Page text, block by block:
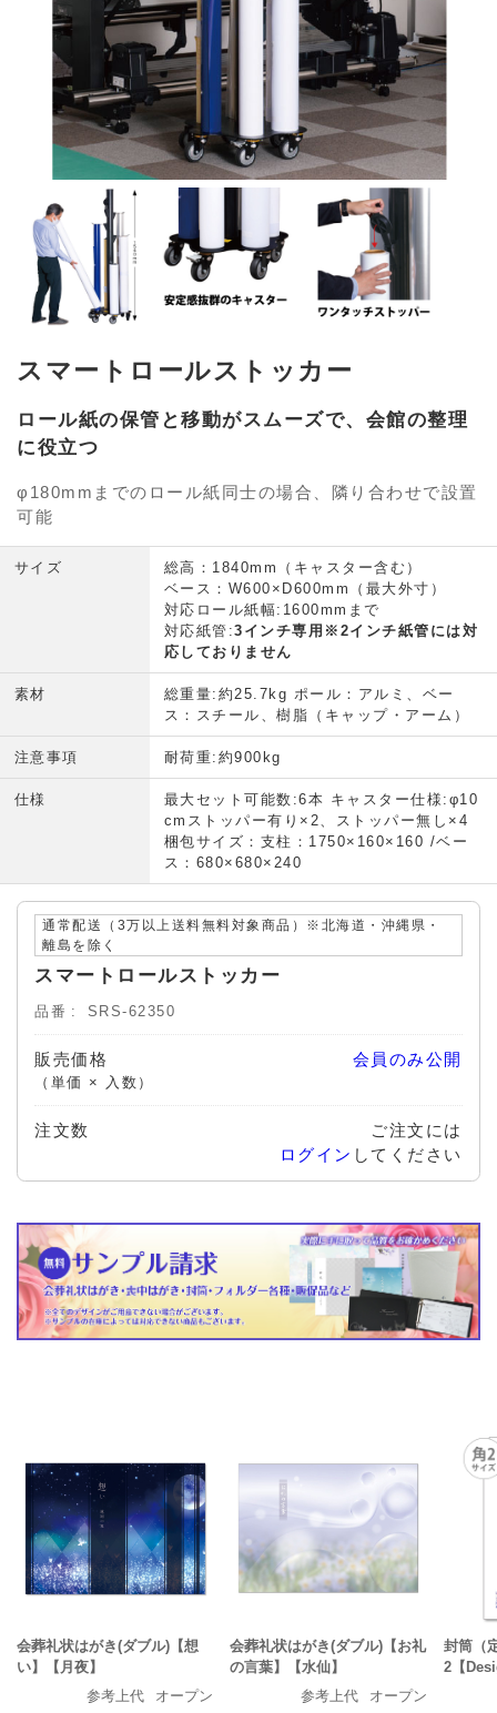
スマートロールストッカー
ロール紙の保管と移動がスムーズで、会館の整理
に役立つ
φ180mmまでのロール紙同士の場合、隣り合わせで設置
可能
サイズ
総高：1840mm（キャスター含む）
ベース：W600×D600mm（最大外寸）
対応ロール紙幅:1600mmまで
対応紙管:3インチ専用※2インチ紙管には対
応しておりません
素材
総重量:約25.7kg ポール：アルミ、ベー
ス：スチール、樹脂（キャップ・アーム）
注意事項 耐荷重:約900kg
仕様
最大セット可能数:6本 キャスター仕様:φ10
cmストッパー有り×2、ストッパー無し×4
梱包サイズ：支柱：1750×160×160 /ベー
ス：680×680×240
通常配送（3万以上送料無料対象商品）※北海道・沖縄県・
離島を除く
スマートロールストッカー
品番 SRS-62350
販売価格
（単価 × 入数）
会員のみ公開
注文数
ご注文には
ログイン してください
会葬礼状はがき(ダブル)【想
い】【月夜】
参考上代
オープン
会葬礼状はがき(ダブル)【お礼
の言葉】【水仙】
参考上代
オープン
封筒（
2【